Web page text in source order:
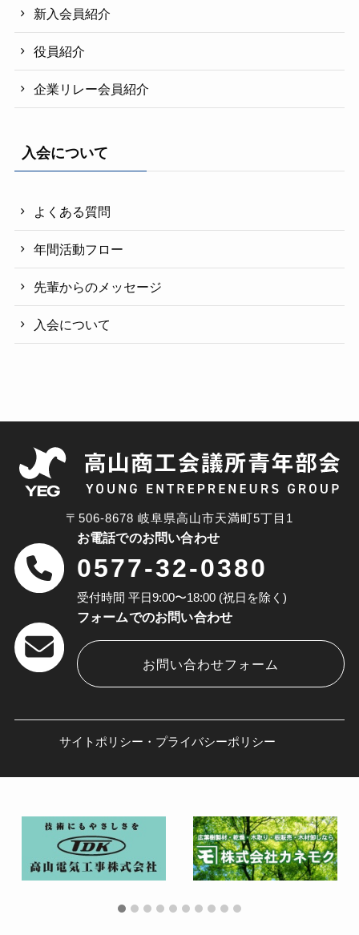
新入会員紹介
役員紹介
企業リレー会員紹介
入会について
よくある質問
年間活動フロー
先輩からのメッセージ
入会について
〒506-8678 岐阜県高山市天満町5丁目1
お電話でのお問い合わせ
0577-32-0380
受付時間 平日9:00〜18:00 (祝日を除く)
フォームでのお問い合わせ
お問い合わせフォーム
サイトポリシー・プライバシーポリシー